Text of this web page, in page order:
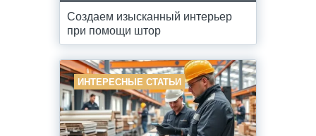
Создаем изысканный интерьер
при помощи штор
ИНТЕРЕСНЫЕ СТАТЬИ